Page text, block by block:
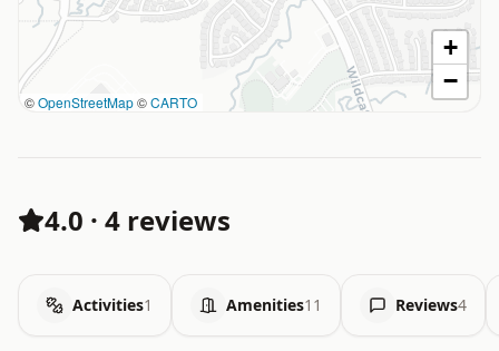
©OpenStreetMap©CARTO
+
−
4.0 · 4 reviews
Activities1 Amenities11 Reviews4